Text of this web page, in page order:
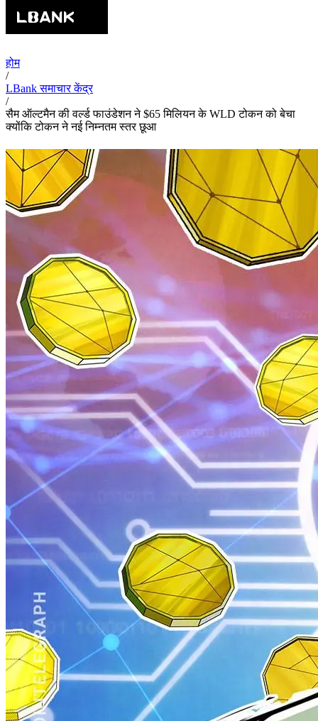
होम
/
LBank समाचार केंद्र
/
सैम ऑल्टमैन की वर्ल्ड फाउंडेशन ने $65 मिलियन के WLD टोकन को बेचा
क्योंकि टोकन ने नई निम्नतम स्तर छूआ